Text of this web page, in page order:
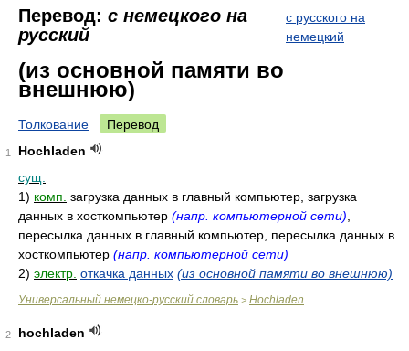
Перевод: с немецкого на
русский
с русского на
немецкий
(из основной памяти во
внешнюю)
Толкование Перевод
1
Hochladen
сущ.
1) комп. загрузка данных в главный компьютер, загрузка
данных в хосткомпьютер (напр. компьютерной сети)
пересылка данных в главный компьютер, пересылка данных в
хосткомпьютер (напр. компьютерной сети)
2) электр. откачка данных (из основной памяти во внешнюю)
Универсальный немецко-русский словарь > Hochladen
2
hochladen